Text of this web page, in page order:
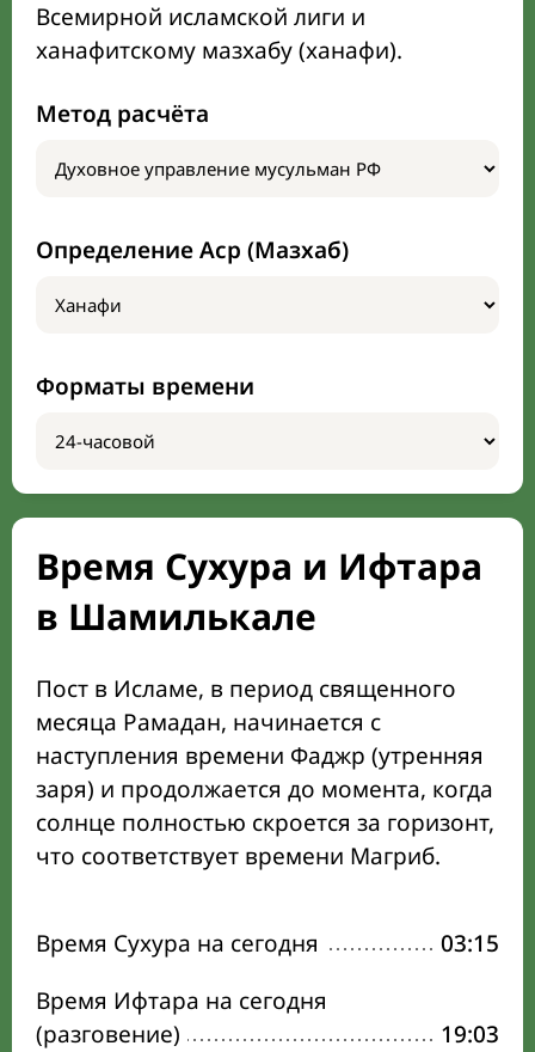
Всемирной исламской лиги и
ханафитскому мазхабу (ханафи).
Метод расчёта
Определение Аср (Мазхаб)
Форматы времени
Время Сухура и Ифтара
в Шамилькале
Пост в Исламе, в период священного
месяца Рамадан, начинается с
наступления времени Фаджр (утренняя
заря) и продолжается до момента, когда
солнце полностью скроется за горизонт,
что соответствует времени Магриб.
Время Сухура на сегодня
03:15
Время Ифтара на сегодня
(разговение)
19:03